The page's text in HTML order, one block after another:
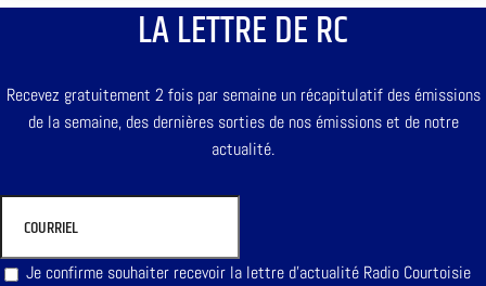
LA LETTRE DE RC
Recevez gratuitement 2 fois par semaine un récapitulatif des émissions
de la semaine, des dernières sorties de nos émissions et de notre
actualité.
Je confirme souhaiter recevoir la lettre d'actualité Radio Courtoisie